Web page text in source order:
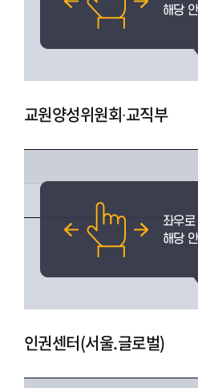
교원양성위원회∙교직부
인권센터(서울.글로벌)